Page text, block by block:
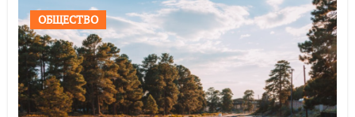
ОБЩЕСТВО